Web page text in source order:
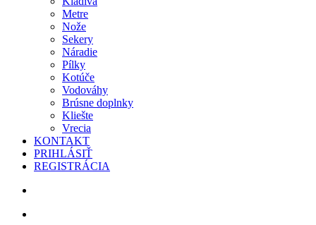
Metre
Nože
Sekery
Náradie
Pílky
Kotúče
Vodováhy
Brúsne doplnky
Kliešte
Vrecia
KONTAKT
PRIHLÁSIŤ
REGISTRÁCIA